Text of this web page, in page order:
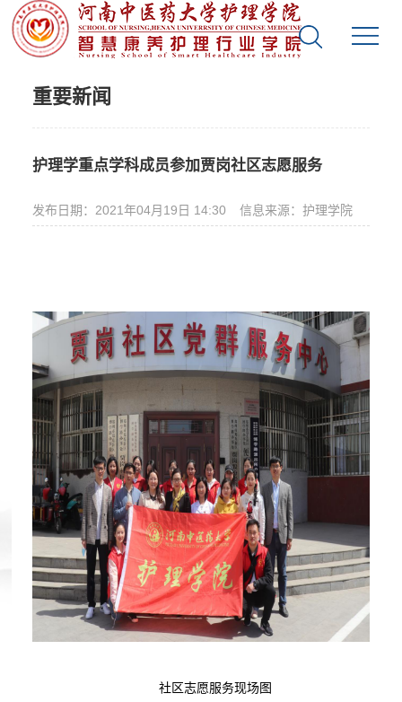
重要新闻
护理学重点学科成员参加贾岗社区志愿服务
发布日期：2021年04月19日 14:30 信息来源：护理学院
社区志愿服务现场图